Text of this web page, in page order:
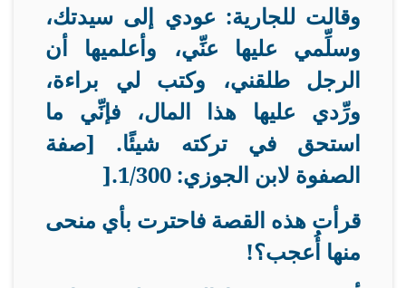
وقالت للجارية: عودي إلى سيدتك،
وسلِّمي عليها عنِّي، وأعلميها أن
الرجل طلقني، وكتب لي براءة،
ورِّدي عليها هذا المال، فإنِّي ما
استحق في تركته شيئًا. [صفة
الصفوة لابن الجوزي: 1/300
].
قرأت هذه القصة فاحترت بأي منحى
منها أُعجب؟!